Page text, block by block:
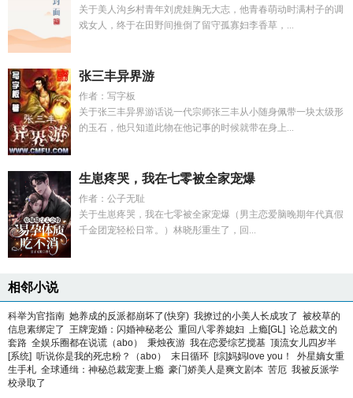
关于美人沟乡村青年刘虎娃胸无大志，他青春萌动时满村子的调
戏女人，终于在田野间推倒了留守孤寡妇李香草，...
张三丰异界游
作者：写字板
关于张三丰异界游话说一代宗师张三丰从小随身佩带一块太级形
的玉石，他只知道此物在他记事的时候就带在身上...
生崽疼哭，我在七零被全家宠爆
作者：公子无耻
关于生崽疼哭，我在七零被全家宠爆（男主恋爱脑晚期年代真假
千金团宠轻松日常。）林晓彤重生了，回...
相邻小说
科举为官指南 她养成的反派都崩坏了(快穿) 我撩过的小美人长成攻了 被校草的
信息素绑定了
王牌宠婚：闪婚神秘老公 重回八零养媳妇 上瘾[GL] 论总裁文的
套路 全娱乐圈都在说谎（abo） 秉烛夜游 我在恋爱综艺搅基 顶流女儿四岁半
[系统] 听说你是我的死忠粉？（abo） 末日循环 [综]妈妈love you！
外星嫡女重
生手札 全球通缉：神秘总裁宠妻上瘾 豪门娇美人是爽文剧本 苦厄 我被反派学
校录取了